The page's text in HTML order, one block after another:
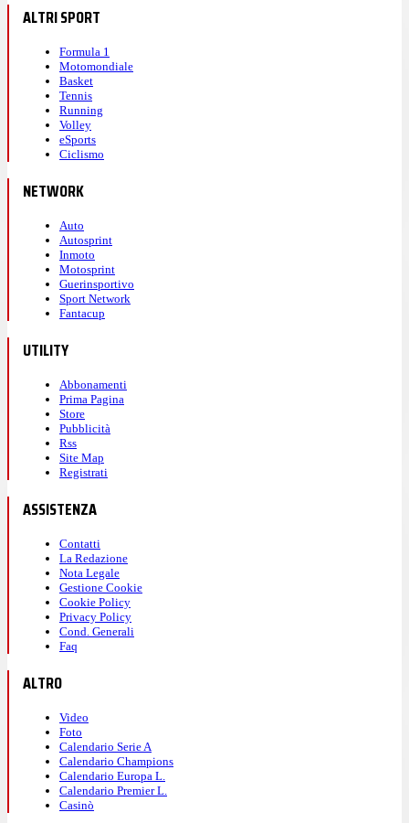
ALTRI SPORT
Formula 1
Motomondiale
Basket
Tennis
Running
Volley
eSports
Ciclismo
NETWORK
Auto
Autosprint
Inmoto
Motosprint
Guerinsportivo
Sport Network
Fantacup
UTILITY
Abbonamenti
Prima Pagina
Store
Pubblicità
Rss
Site Map
Registrati
ASSISTENZA
Contatti
La Redazione
Nota Legale
Gestione Cookie
Cookie Policy
Privacy Policy
Cond. Generali
Faq
ALTRO
Video
Foto
Calendario Serie A
Calendario Champions
Calendario Europa L.
Calendario Premier L.
Casinò